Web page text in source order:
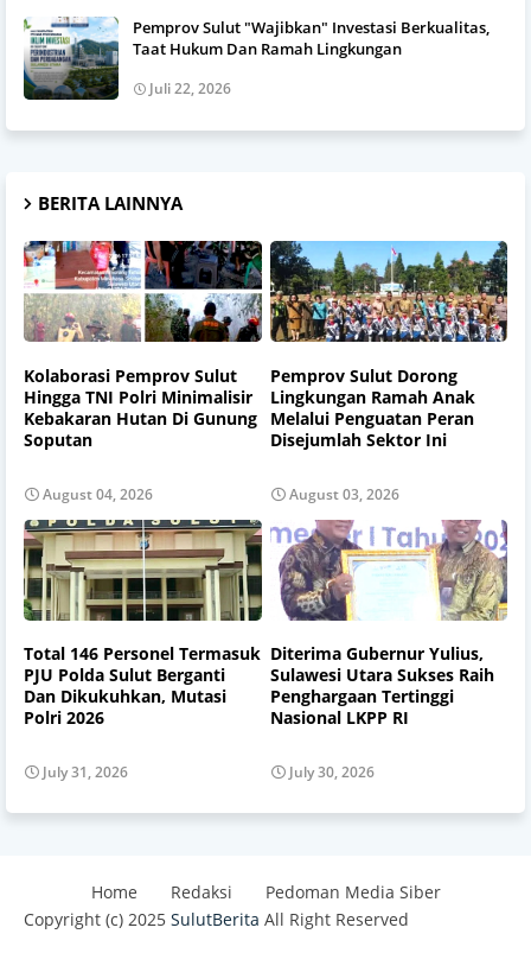
Pemprov Sulut "Wajibkan" Investasi Berkualitas,
Taat Hukum Dan Ramah Lingkungan
Juli 22, 2026
BERITA LAINNYA
Kolaborasi Pemprov Sulut
Hingga TNI Polri Minimalisir
Kebakaran Hutan Di Gunung
Soputan
August 04, 2026
Pemprov Sulut Dorong
Lingkungan Ramah Anak
Melalui Penguatan Peran
Disejumlah Sektor Ini
August 03, 2026
Total 146 Personel Termasuk
PJU Polda Sulut Berganti
Dan Dikukuhkan, Mutasi
Polri 2026
July 31, 2026
Diterima Gubernur Yulius,
Sulawesi Utara Sukses Raih
Penghargaan Tertinggi
Nasional LKPP RI
July 30, 2026
Home Redaksi
Pedoman Media Siber
Copyright (c) 2025 SulutBerita All Right Reserved